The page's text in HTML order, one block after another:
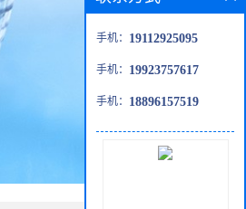
手机： 19112925095
手机： 19923757617
手机： 18896157519